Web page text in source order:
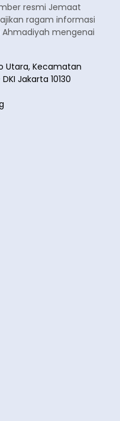
resmi Jemaat
ragam informasi
mengenai
Utara, Kecamatan
Jakarta 10130